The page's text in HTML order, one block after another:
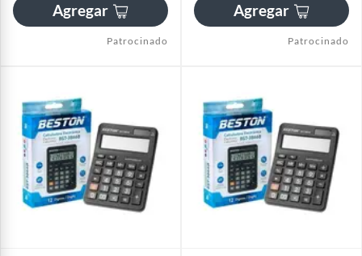
Agregar
Patrocinado
Agregar
Patrocinado